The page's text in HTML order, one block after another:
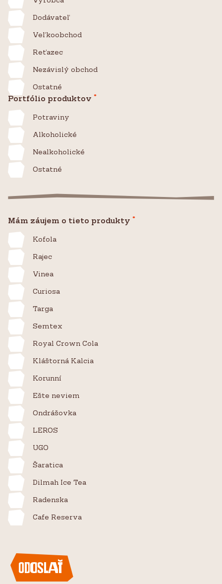
Dodávateľ
Veľkoobchod
Reťazec
Nezávislý obchod
Ostatné
Portfólio produktov *
Potraviny
Alkoholické
Nealkoholické
Ostatné
Mám záujem o tieto produkty *
Kofola
Rajec
Vinea
Curiosa
Targa
Semtex
Royal Crown Cola
Kláštorná Kalcia
Korunní
Ešte neviem
Ondrášovka
LEROS
UGO
Šaratica
Dilmah Ice Tea
Radenska
Cafe Reserva
Odoslať